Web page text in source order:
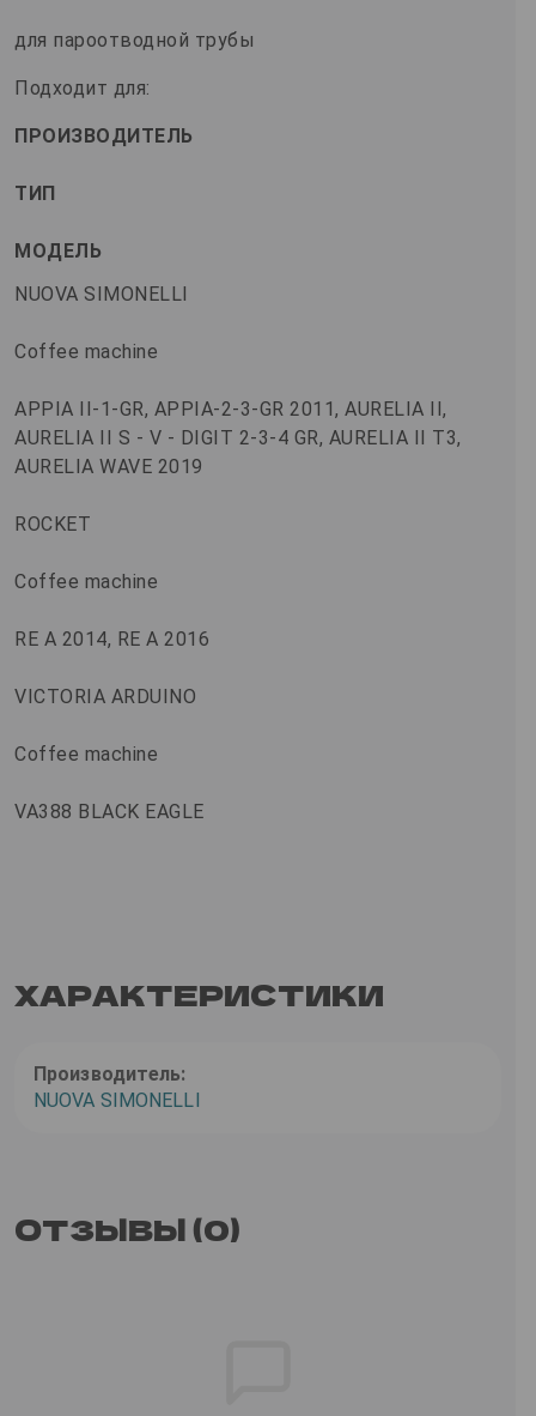
для пароотводной трубы
Подходит для:
ПРОИЗВОДИТЕЛЬ
ТИП
МОДЕЛЬ
NUOVA SIMONELLI
Coffee machine
APPIA II-1-GR, APPIA-2-3-GR 2011, AURELIA II,
AURELIA II S - V - DIGIT 2-3-4 GR, AURELIA II T3,
AURELIA WAVE 2019
ROCKET
Coffee machine
RE A 2014, RE A 2016
VICTORIA ARDUINO
Coffee machine
VA388 BLACK EAGLE
ХАРАКТЕРИСТИКИ
Производитель:
NUOVA SIMONELLI
ОТЗЫВЫ (0)